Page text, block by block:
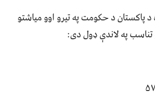
د حکومت په تيرو اوو مياشتو
تناسب په لاندې ډول دی: